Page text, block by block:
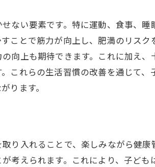
ない要素です。特に運動、食事、
ことで筋力が向上し、肥満のリス
向上も期待できます。これに加え
これらの生活習慣の改善を通じて
ります。
り入れることで、楽しみながら健
考えられます。これにより、子ど